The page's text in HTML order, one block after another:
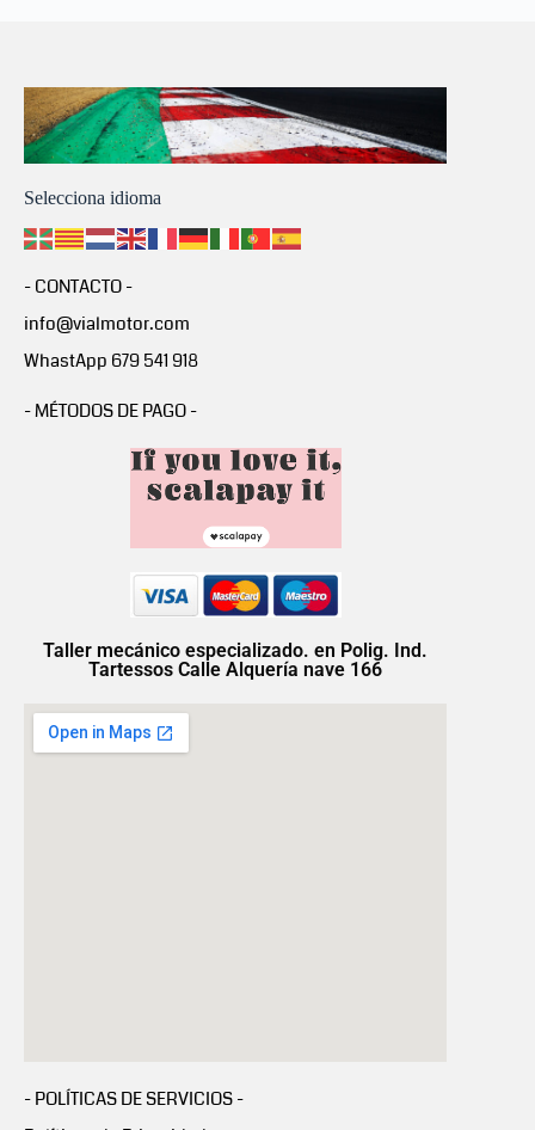
Selecciona idioma
- CONTACTO -
info@vialmotor.com
WhastApp 679 541 918
- MÉTODOS DE PAGO -
Taller mecánico especializado. en Polig. Ind.
Tartessos Calle Alquería nave 166
- POLÍTICAS DE SERVICIOS -